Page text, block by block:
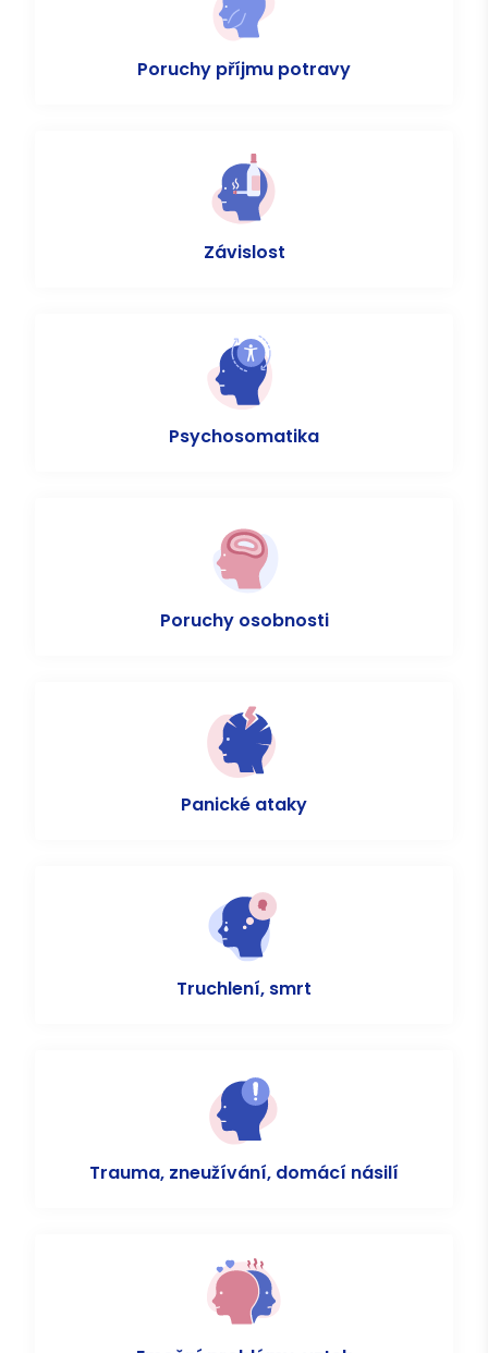
Poruchy příjmu potravy
Závislost
Psychosomatika
Poruchy osobnosti
Panické ataky
Truchlení, smrt
Trauma, zneužívání, domácí násilí